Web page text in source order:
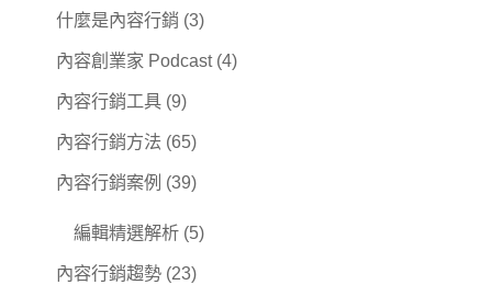
什麼是內容行銷 (3)
內容創業家 Podcast(4)
內容行銷工具 (9)
內容行銷方法 (65)
內容行銷案例 (39)
編輯精選解析 (5)
內容行銷趨勢 (23)